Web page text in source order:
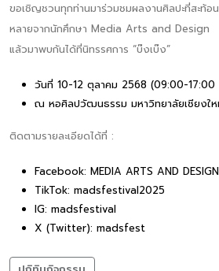
ขอเชิญชวนทุกท่านมาร่วมชมผลงานศิลปะที่สะท้อ
หลายจากนักศึกษา Media Arts and Design
แล้วมาพบกันได้ที่นิทรรศการ “บ๊งเบ๊ง”
วันที่ 10-12 ตุลาคม 2568 (09:00-17:00
ณ หอศิลปวัฒนธรรม มหาวิทยาลัยเชียงให
ติดตามรายละเอียดได้ที่ :
Facebook: MEDIA ARTS AND
TikTok: madsfestival2025
IG: madsfestival
X (Twitter): madsfest